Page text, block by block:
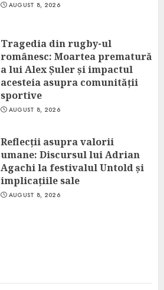
AUGUST 8, 2026
Tragedia din rugby-ul
românesc: Moartea prematură
a lui Alex Șuler și impactul
acesteia asupra comunității
sportive
AUGUST 8, 2026
Reflecții asupra valorii
umane: Discursul lui Adrian
Agachi la festivalul Untold și
implicațiile sale
AUGUST 8, 2026